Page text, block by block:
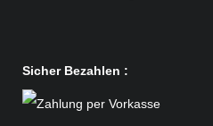
Sicher Bezahlen :